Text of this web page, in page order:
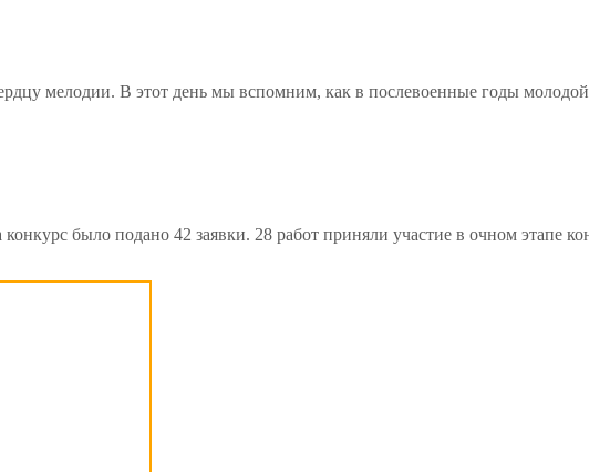
мелодии. В этот день мы вспомним, как в послевоенные годы
было подано 42 заявки. 28 работ приняли участие в очном этапе